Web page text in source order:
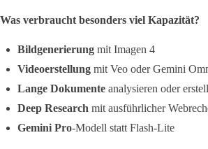
Was verbraucht besonders viel Kapazität?
Bildgenerierung mit Imagen 4
Videoerstellung mit Veo oder Gemini
Lange Dokumente analysieren oder
Deep Research mit ausführlicher
Gemini Pro-Modell statt Flash-Lite